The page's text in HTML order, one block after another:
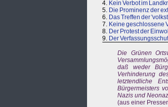
4. Kein Verbot im
5. Die Prominenz der
6. Das Treffen der
7. Keine geschlossene
8. Der Protest der
9. Der
Die Grünen
daß weder
Verhinderung
letztendliche
Bürgermeisters
Nazis und
(aus einer